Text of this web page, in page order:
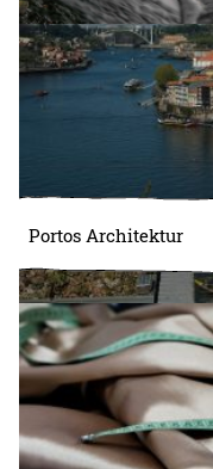
Portos Architektur